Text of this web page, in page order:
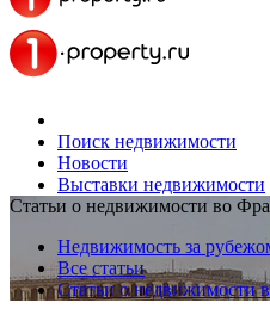
Поиск недвижимости
Новости
Выставки недвижимости
Статьи о недвижимости во
Недвижимость за
Все статьи
Статьи о недвижимости